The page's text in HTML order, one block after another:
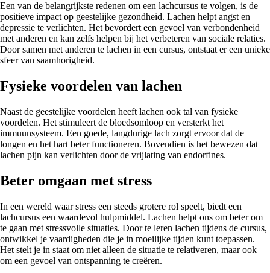
Een van de belangrijkste redenen om een lachcursus te volgen, is de
positieve impact op geestelijke gezondheid. Lachen helpt angst en
depressie te verlichten. Het bevordert een gevoel van verbondenheid
met anderen en kan zelfs helpen bij het verbeteren van sociale relaties.
Door samen met anderen te lachen in een cursus, ontstaat er een unieke
sfeer van saamhorigheid.
Fysieke voordelen van lachen
Naast de geestelijke voordelen heeft lachen ook tal van fysieke
voordelen. Het stimuleert de bloedsomloop en versterkt het
immuunsysteem. Een goede, langdurige lach zorgt ervoor dat de
longen en het hart beter functioneren. Bovendien is het bewezen dat
lachen pijn kan verlichten door de vrijlating van endorfines.
Beter omgaan met stress
In een wereld waar stress een steeds grotere rol speelt, biedt een
lachcursus een waardevol hulpmiddel. Lachen helpt ons om beter om
te gaan met stressvolle situaties. Door te leren lachen tijdens de cursus,
ontwikkel je vaardigheden die je in moeilijke tijden kunt toepassen.
Het stelt je in staat om niet alleen de situatie te relativeren, maar ook
om een gevoel van ontspanning te creëren.